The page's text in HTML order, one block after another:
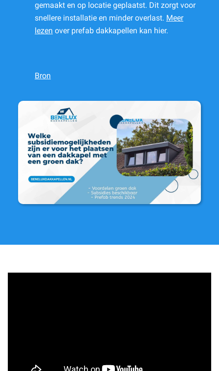
gemaakt en op locatie geplaatst. Dit zorgt voor
snellere installatie en minder overlast. Meer
lezen over prefab dakkapellen kan hier.
Bron